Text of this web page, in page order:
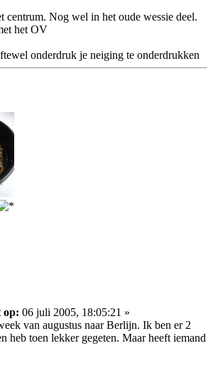
centrum. Nog wel in het oude wessie deel.
het OV
onderdruk je neiging te onderdrukken
op: 06 juli 2005, 18:05:21 »
van augustus naar Berlijn. Ik ben er 2
heb toen lekker gegeten. Maar heeft iemand